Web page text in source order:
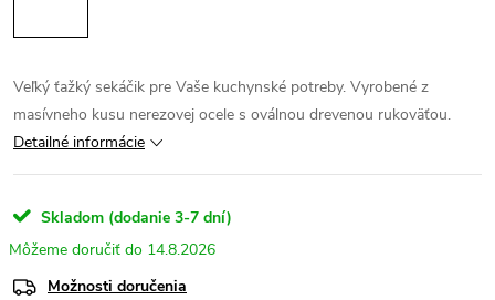
Veľký ťažký sekáčik pre Vaše kuchynské potreby. Vyrobené z
masívneho kusu nerezovej ocele s oválnou drevenou rukoväťou.
Detailné informácie
Skladom (dodanie 3-7 dní)
14.8.2026
Možnosti doručenia